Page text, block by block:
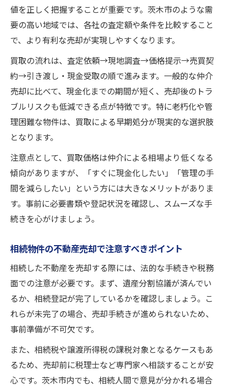
値を正しく把握することが重要です。茨木市のような需
要の高い地域では、各社の査定額や条件を比較すること
で、より有利な売却が実現しやすくなります。
買取の流れは、査定依頼→現地調査→価格提示→売買契
約→引き渡し・現金受取の順で進みます。一般的な仲介
売却に比べて、現金化までの期間が短く、売却後のトラ
ブルリスクも低減できる点が特徴です。特に老朽化や管
理困難な物件は、買取による早期処分が現実的な選択肢
となります。
注意点として、買取価格は仲介による相場より低くなる
傾向がありますが、「すぐに現金化したい」「管理の手
間を減らしたい」という方には大きなメリットがありま
す。事前に必要書類や登記状況を確認し、スムーズな手
続きを心がけましょう。
相続物件の不動産売却で注意すべきポイント
相続した不動産を売却する際には、法的な手続きや税務
面での注意が必要です。まず、遺産分割協議が済んでい
るか、相続登記が完了しているかを確認しましょう。こ
れらが未完了の場合、売却手続きが進められないため、
事前準備が不可欠です。
また、相続税や譲渡所得税の課税対象となるケースもあ
るため、売却前に税理士など専門家へ相談することが安
心です。茨木市内でも、相続人間で意見が分かれる場合